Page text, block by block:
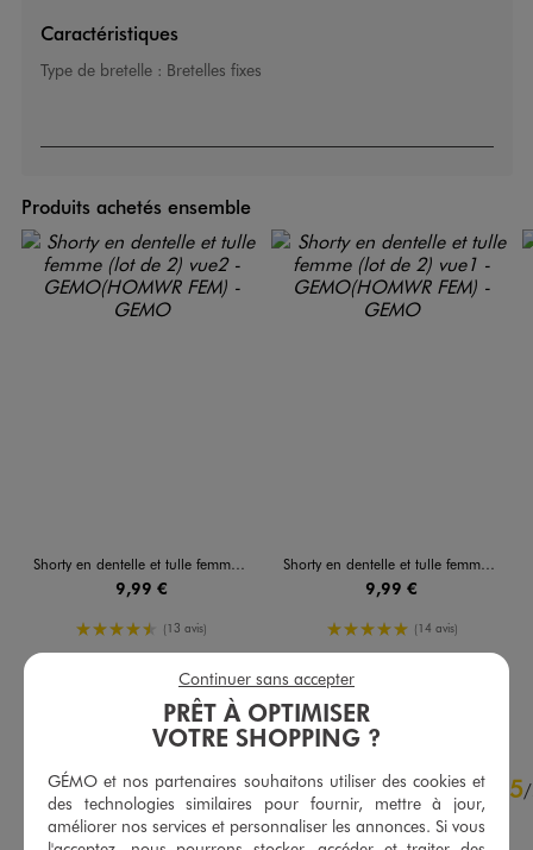
Caractéristiques
Type de bretelle : Bretelles fixes
Produits achetés ensemble
Shorty en dentelle et tulle femme (lot de 2)
9,99 €
4.5/5 de moyenne
(13 avis)
AU PANIER
Shorty en dentelle et tulle femme (lot de 2)
9,99 €
5/5 de moyenne
(14 avis)
4.7/5 5/
Avis vérifié et récompensé
PRÊT À OPTIMISER
VOTRE SHOPPING ?
GÉMO et nos partenaires souhaitons utiliser des cookies et
des technologies similaires pour fournir, mettre à jour,
améliorer nos services et personnaliser les annonces. Si vous
Continuer sans accepter